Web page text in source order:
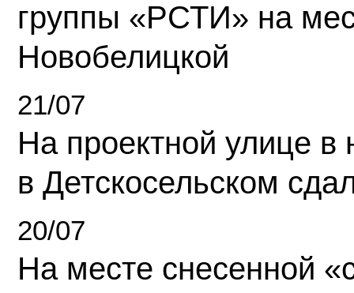
группы «РСТИ» на
Новобелицкой
21/07
На проектной улице
в Детскосельском
20/07
На месте снесенной